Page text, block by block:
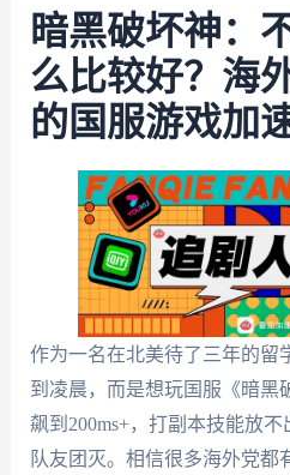
暗黑破坏神：
么比较好？海
的国服游戏加
作为一名在北美待了三年的留
到凌晨，而是想玩国服《暗黑
飙到200ms+，打副本技能放
队友团灭。相信很多海外党